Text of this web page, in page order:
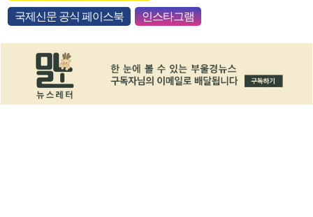
국제신문 공식 페이스북 인스타그램